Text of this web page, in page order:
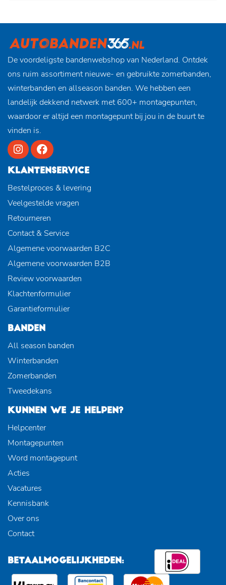
De voordeligste bandenwebshop van Nederland. Ontdek
ons ruim assortiment nieuwe- en gebruikte zomerbanden,
winterbanden en allseason banden. We hebben een
landelijk dekkend netwerk met 600+ montagepunten,
waardoor er altijd een montagepunt bij jou in de buurt te
vinden is.
KLANTENSERVICE
Bestelproces & levering
Veelgestelde vragen
Retourneren
Contact & Service
Algemene voorwaarden B2C
Algemene voorwaarden B2B
Review voorwaarden
Klachtenformulier
Garantieformulier
BANDEN
All season banden
Winterbanden
Zomerbanden
Tweedekans
KUNNEN WE JE HELPEN?
Helpcenter
Montagepunten
Word montagepunt
Acties
Vacatures
Kennisbank
Over ons
Contact
BETAALMOGELIJKHEDEN: